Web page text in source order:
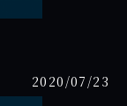
2020/07/23